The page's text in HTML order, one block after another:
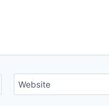
Website